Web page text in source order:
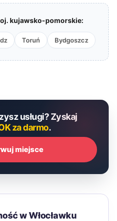
kujawsko-pomorskie:
Toruń Bydgoszcz
usługi? Zyskaj
za darmo.
miejsce
w Włocławku